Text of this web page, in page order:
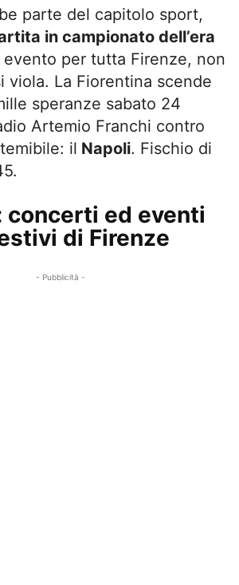
parte del capitolo sport,
in campionato dell’era
evento per tutta Firenze, non
viola. La Fiorentina scende
speranze sabato 24
Artemio Franchi contro
il Napoli. Fischio di
concerti ed eventi
di Firenze
- Pubblicità -